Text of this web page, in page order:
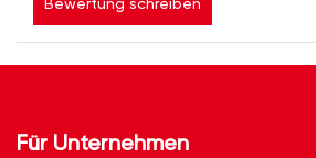
Für Unternehmen